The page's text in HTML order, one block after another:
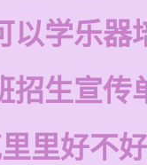
以学乐器
招生宣传
里好不好